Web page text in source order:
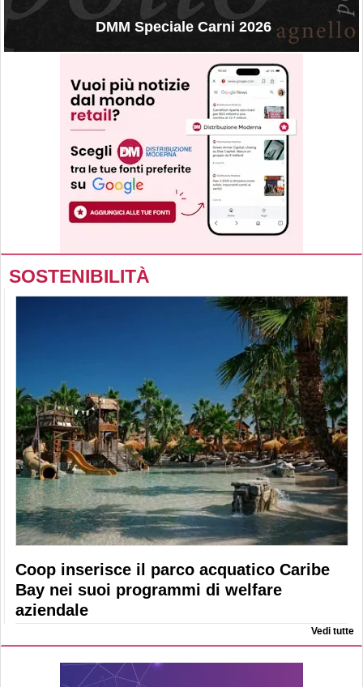
DMM Speciale Carni 2026
SOSTENIBILITÀ
Coop inserisce il parco acquatico Caribe
Bay nei suoi programmi di welfare
aziendale
Vedi tutte